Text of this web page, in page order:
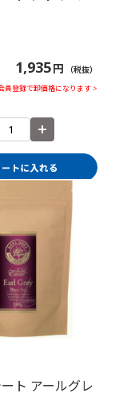
1,935円 （税抜）
員登録で卸価格になります >
ト アールグレ